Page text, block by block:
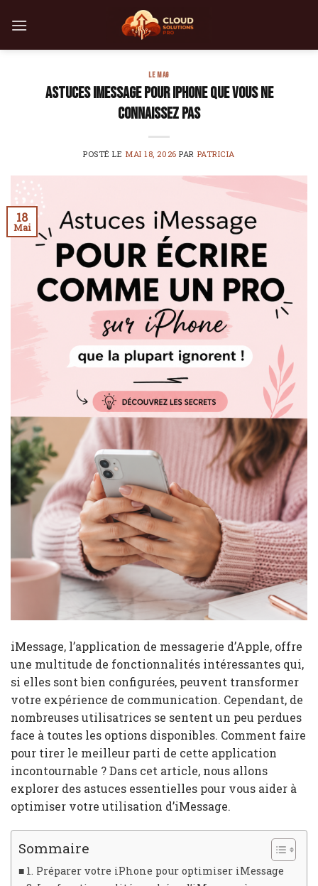
LE MAG
Astuces iMessage pour iPhone que vous ne
connaissez pas
POSTÉ LE MAI 18, 2026 PAR PATRICIA
18
Mai
iMessage, l’application de messagerie d’Apple, offre
une multitude de fonctionnalités intéressantes qui,
si elles sont bien configurées, peuvent transformer
votre expérience de communication. Cependant, de
nombreuses utilisatrices se sentent un peu perdues
face à toutes les options disponibles. Comment faire
pour tirer le meilleur parti de cette application
incontournable ? Dans cet article, nous allons
explorer des astuces essentielles pour vous aider à
optimiser votre utilisation d’iMessage.
Sommaire
1. Préparer votre iPhone pour optimiser iMessage